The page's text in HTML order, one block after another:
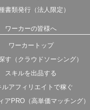
書類発行（法人限定）
ワーカーの皆様へ
ワーカートップ
す（クラウドソーシング）
スキルを出品する
ルアフィリエイトで稼ぐ
アPRO（高単価マッチング）